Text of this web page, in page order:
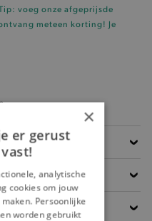
voeg onze afgeprijsde
meteen korting! Je
×
er gerust
analytische
cookies om jouw
Persoonlijke
worden gebruikt